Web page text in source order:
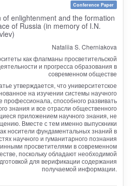
Conference Paper
enlightenment and the formation
of Russia (in memory of I.N.
Nataliia S. Cherniakova
как флагманы просветительской
и прогресса образования в
современном обществе
утверждается, что университетское
на изучении системы научного
способного развивать
знания и все отрасли общественного
приложением научного знания, не
Вместе с тем именно выпускники
носители фундаментальных знаний в
научного и гуманитарного познания
просветителями в современном
поскольку обладают необходимой
для верификации содержания
получаемой информации.